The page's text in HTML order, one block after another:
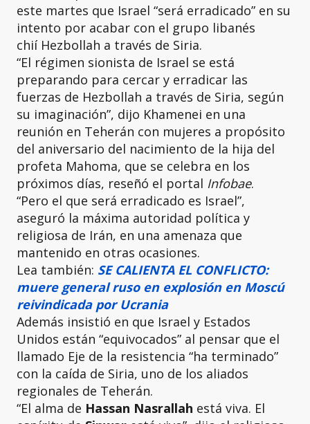
este martes que Israel “será erradicado” en su
intento por acabar con el grupo libanés
chií Hezbollah a través de Siria.
“El régimen sionista de Israel se está
preparando para cercar y erradicar las
fuerzas de Hezbollah a través de Siria, según
su imaginación”, dijo Khamenei en una
reunión en Teherán con mujeres a propósito
del aniversario del nacimiento de la hija del
profeta Mahoma, que se celebra en los
próximos días, reseñó el portal Infobae.
“Pero el que será erradicado es Israel”,
aseguró la máxima autoridad política y
religiosa de Irán, en una amenaza que
mantenido en otras ocasiones.
Lea también: SE CALIENTA EL CONFLICTO:
muere general ruso en explosión en Moscú
reivindicada por Ucrania
Además insistió en que Israel y Estados
Unidos están “equivocados” al pensar que el
llamado Eje de la resistencia “ha terminado”
con la caída de Siria, uno de los aliados
regionales de Teherán.
“El alma de Hassan Nasrallah está viva. El